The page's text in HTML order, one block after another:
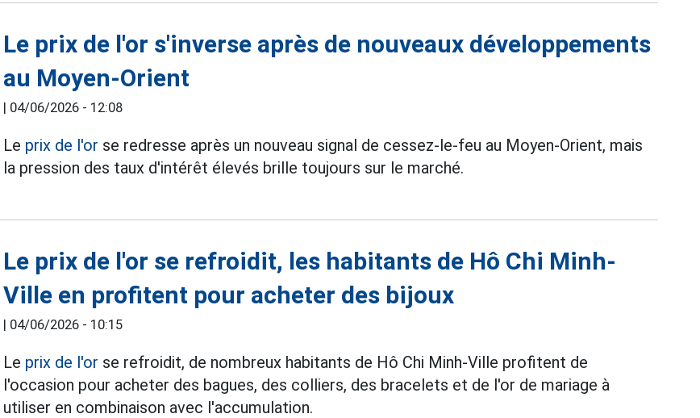
Le prix de l'or s'inverse après de nouveaux développements
au Moyen-Orient
| 04/06/2026 - 12:08
Le prix de l'or se redresse après un nouveau signal de cessez-le-feu au Moyen-Orient, mais
la pression des taux d'intérêt élevés brille toujours sur le marché.
Le prix de l'or se refroidit, les habitants de Hô Chi Minh-
Ville en profitent pour acheter des bijoux
| 04/06/2026 - 10:15
Le prix de l'or se refroidit, de nombreux habitants de Hô Chi Minh-Ville profitent de
l'occasion pour acheter des bagues, des colliers, des bracelets et de l'or de mariage à
utiliser en combinaison avec l'accumulation.